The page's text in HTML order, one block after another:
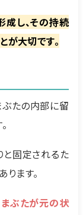
し、その持続
が大切です。
たの内部に留
と固定されるた
ます。
ぶたが元の状